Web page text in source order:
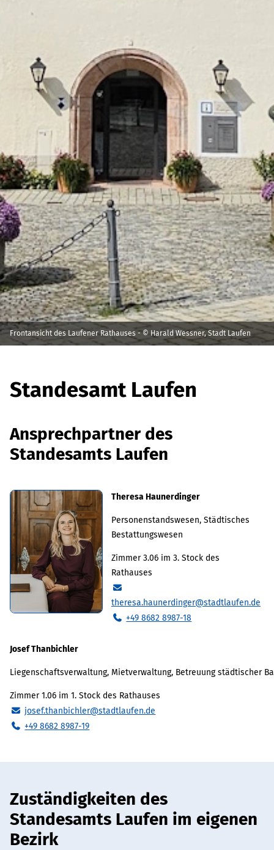
Frontansicht des Laufener Rathauses - © Harald Wessner, Stadt Laufen
Standesamt Laufen
Ansprechpartner des
Standesamts Laufen
Theresa Haunerdinger
Personenstandswesen, Städtisches
Bestattungswesen
Zimmer 3.06 im 3. Stock des
Rathauses
theresa.haunerdinger@stadtlaufen.de
+49 8682 8987-18
Josef Thanbichler
Liegenschaftsverwaltung, Mietverwaltung, Betreuung städtischer
Zimmer 1.06 im 1. Stock des Rathauses
josef.thanbichler@stadtlaufen.de
+49 8682 8987-19
Zuständigkeiten des
Standesamts Laufen im eigenen
Bezirk